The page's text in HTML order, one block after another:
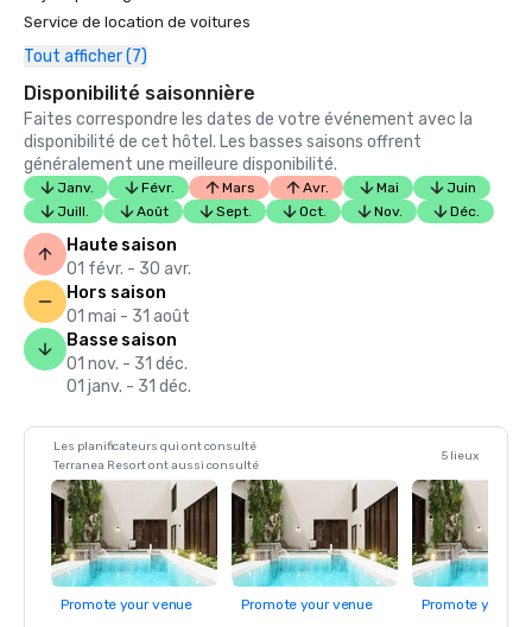
Service de location de voitures
Tout afficher (7)
Disponibilité saisonnière
Faites correspondre les dates de votre événement avec la
disponibilité de cet hôtel. Les basses saisons offrent
généralement une meilleure disponibilité.
Janv. Févr. Mars Avr. Mai
Juin
Juill.
Août Sept. Oct. Nov. Déc.
Haute saison
01 févr. - 30 avr.
Hors saison
01 mai - 31 août
Basse saison
01 nov. - 31 déc.
01 janv. - 31 déc.
Les planificateurs qui ont consulté
Terranea Resort ont aussi consulté
5 lieux
Promote your venue Promote your venue Promote your